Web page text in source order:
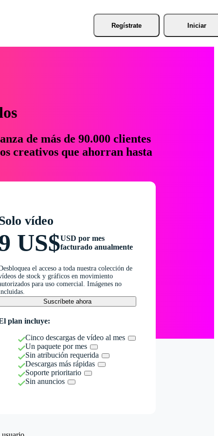
Regístrate Iniciar
de más de 90.000 clientes
creativos que ahorran hasta
vídeo
US$USD por mes
facturado anualmente
el acceso a toda nuestra colección de
de stock y gráficos en movimiento
para uso comercial. Imágenes no
Suscríbete ahora
plan incluye:
Cinco descargas de vídeo al mes
Un paquete por mes
Sin atribución requerida
Descargas más rápidas
Soporte prioritario
Sin anuncios